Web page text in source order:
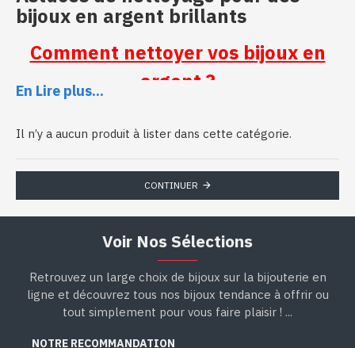
bijoux en argent brillants
Comment nettoyer vos bijoux en
argent ?
Vous avez dû remarquer, si vous possédez des bijoux, que l’argent
a tendance à noircir du fait des réactions chimiques qui s’opèrent
au contact de la peau, de la sueur, etc. Je vous rassure, c’est une
connaissez peut-être déjà, ou que vous avez oubliées ou ignorez
l’existence.
Accessoire: Brosse à dent souple
En Lire plus...
Il n’y a aucun produit à lister dans cette catégorie.
CONTINUER
Voir Nos Sélections
Retrouvez un large choix de bijoux sur la bijouterie en
ligne et découvrez tous nos bijoux tendance à offrir ou
tout simplement pour vous faire plaisir ! ...
NOTRE RECOMMANDATION